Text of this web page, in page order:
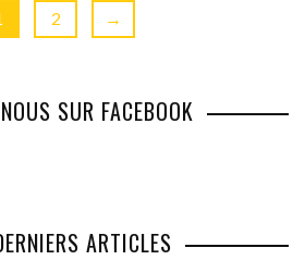
2 →
SUR FACEBOOK
ARTICLES